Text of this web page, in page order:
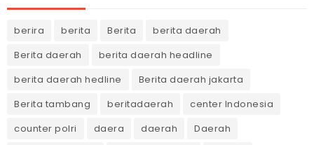
berira berita Berita
berita daerah
Berita daerah
berita daerah headline
berita daerah hedline
Berita daerah jakarta
Berita tambang
beritadaerah
center Indonesia
counter polri
daera daerah
Daerah